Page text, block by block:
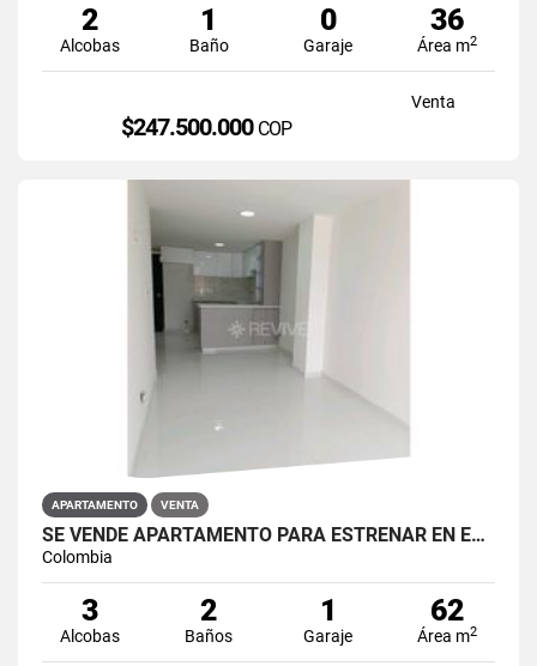
2
Alcobas
1
Baño
0
Garaje
36
Área m2
Venta
$247.500.000 COP
APARTAMENTO VENTA
SE VENDE APARTAMENTO PARA ESTRENAR EN EL BARRIO RESTREPO
Colombia
3
Alcobas
2
Baños
1
Garaje
62
Área m2